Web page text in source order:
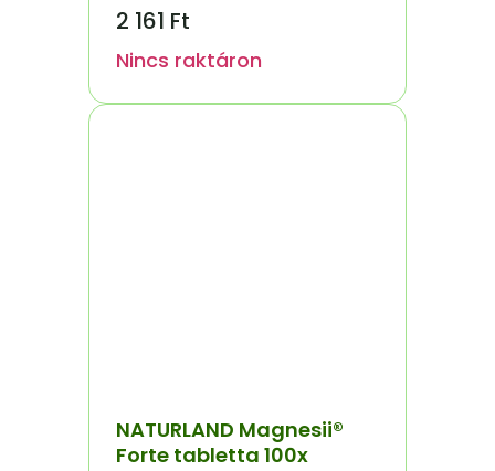
2 161 Ft
Nincs raktáron
NATURLAND Magnesii®
Forte tabletta 100x